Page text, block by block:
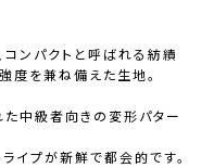
ンパクトと呼ばれる紡績
度を兼ね備えた生地。
た中級者向きの変形パター
イプが新鮮で都会的です。